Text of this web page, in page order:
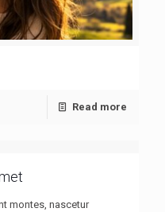
Read more
montes, nascetur